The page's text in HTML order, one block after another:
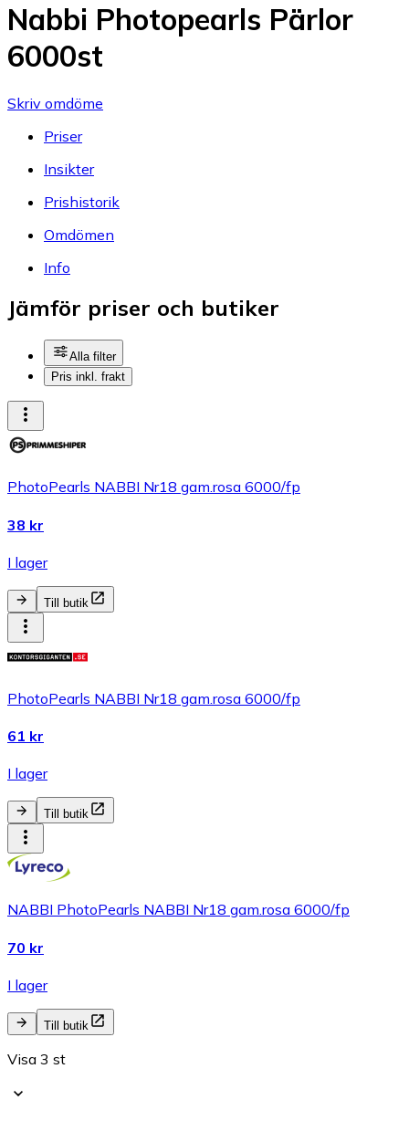
Nabbi Photopearls Pärlor
6000st
Skriv omdöme
Priser
Insikter
Prishistorik
Omdömen
Info
Jämför priser och butiker
Alla filter
Pris inkl. frakt
PhotoPearls NABBI Nr18 gam.rosa 6000/fp
38 kr
I lager
Till butik
PhotoPearls NABBI Nr18 gam.rosa 6000/fp
61 kr
I lager
Till butik
NABBI PhotoPearls NABBI Nr18 gam.rosa 6000/fp
70 kr
I lager
Till butik
Visa 3 st